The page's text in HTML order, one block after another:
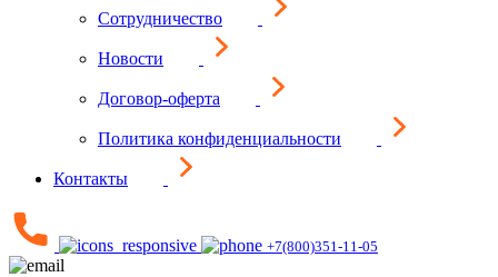
Сотрудничество
Новости
Договор-оферта
Политика конфиденциальности
Контакты
+7(800)351-11-05